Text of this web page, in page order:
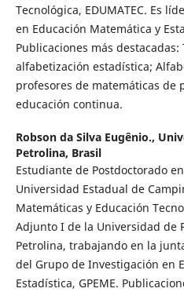
Tecnológica, EDUMATEC. Es
en Educación Matemática y
Publicaciones más
alfabetización estadística;
profesores de matemáticas de
educación continua.
Robson da Silva Eugênio.,
Petrolina, Brasil
Estudiante de Postdoctorado
Universidad Estadual de
Matemáticas y Educación
Adjunto I de la Universidad de
Petrolina, trabajando en la
del Grupo de Investigación en
Estadística, GPEME.